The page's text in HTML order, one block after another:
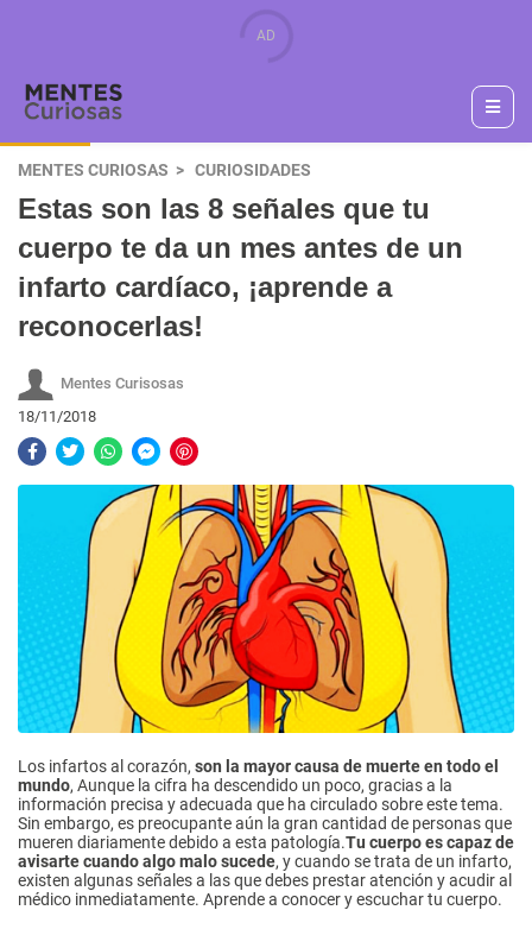
MENTES CURIOSAS CURIOSIDADES
Estas son las 8 señales que tu
cuerpo te da un mes antes de un
infarto cardíaco, ¡aprende a
reconocerlas!
Mentes Curisosas
18/11/2018
Los infartos al corazón, son la mayor causa de muerte en todo el
mundo, Aunque la cifra ha descendido un poco, gracias a la
información precisa y adecuada que ha circulado sobre este tema.
Sin embargo, es preocupante aún la gran cantidad de personas que
mueren diariamente debido a esta patología.Tu cuerpo es capaz de
avisarte cuando algo malo sucede, y cuando se trata de un infarto,
existen algunas señales a las que debes prestar atención y acudir al
médico inmediatamente. Aprende a conocer y escuchar tu cuerpo.